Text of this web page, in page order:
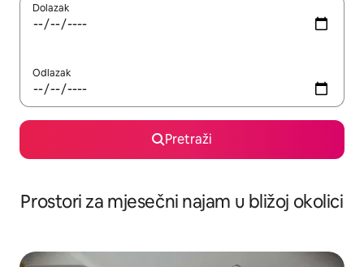
Dolazak
Odlazak
Pretraži
Prostori za mjesečni najam u bližoj okolici